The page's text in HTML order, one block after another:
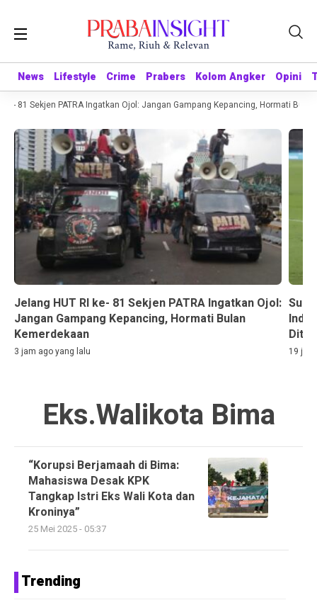
News Lifestyle Crime Prabers Kolom Angker Opini
News Lifestyle Crime Prabers Kolom Angker Opini
81 Sekjen PATRA Ingatkan Ojol: Jangan Gampang Kepancing, Hormati Bulan
Jelang HUT RI ke- 81 Sekjen PATRA Ingatkan Ojol:
Jangan Gampang Kepancing, Hormati Bulan
Kemerdekaan
3 jam ago yang lalu 19
Eks.Walikota Bima
“Korupsi Berjamaah di Bima:
Mahasiswa Desak KPK
Tangkap Istri Eks Wali Kota dan
Kroninya”
25 Mei 2025 - 05:37
Trending